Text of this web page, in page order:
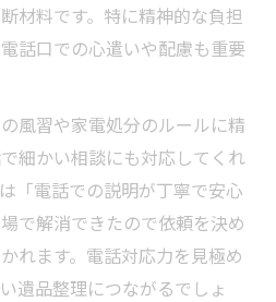
材料です。特に精神的な負担
話口での心遣いや配慮も重要
風習や家電処分のルールに精
細かい相談にも対応してくれ
「電話での説明が丁寧で安心
で解消できたので依頼を決め
れます。電話対応力を見極め
遺品整理につながるでしょ